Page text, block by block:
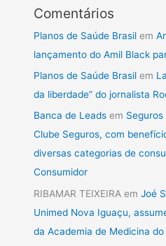
Comentários
Planos de Saúde Brasil em
lançamento do Amil Black
Planos de Saúde Brasil em
da liberdade” do jornalista
Banca de Leads em
Clube Seguros, com
diversas categorias de
Consumidor
RIBAMAR TEIXEIRA emJoé
Unimed Nova Iguaçu,
da Academia de Medicina